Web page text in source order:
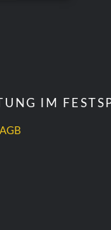
IM
AGB